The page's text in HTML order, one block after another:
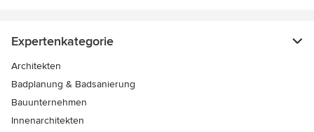
Expertenkategorie
Architekten
Badplanung & Badsanierung
Bauunternehmen
Innenarchitekten